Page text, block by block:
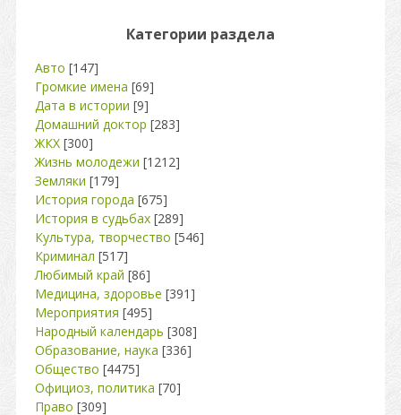
Категории раздела
Авто [147]
Громкие имена [69]
Дата в истории [9]
Домашний доктор [283]
ЖКХ [300]
Жизнь молодежи [1212]
Земляки [179]
История города [675]
История в судьбах [289]
Культура, творчество [546]
Криминал [517]
Любимый край [86]
Медицина, здоровье [391]
Мероприятия [495]
Народный календарь [308]
Образование, наука [336]
Общество [4475]
Официоз, политика [70]
Право [309]